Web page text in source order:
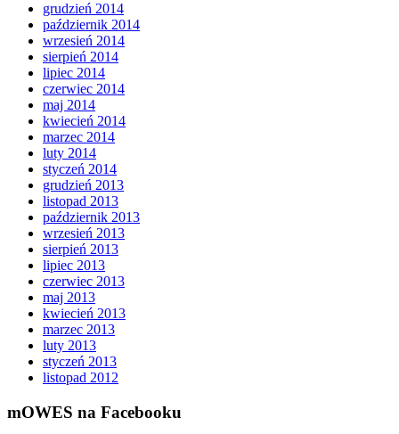
grudzień 2014
październik 2014
wrzesień 2014
sierpień 2014
lipiec 2014
czerwiec 2014
maj 2014
kwiecień 2014
marzec 2014
luty 2014
styczeń 2014
grudzień 2013
listopad 2013
październik 2013
wrzesień 2013
sierpień 2013
lipiec 2013
czerwiec 2013
maj 2013
kwiecień 2013
marzec 2013
luty 2013
styczeń 2013
listopad 2012
mOWES na Facebooku